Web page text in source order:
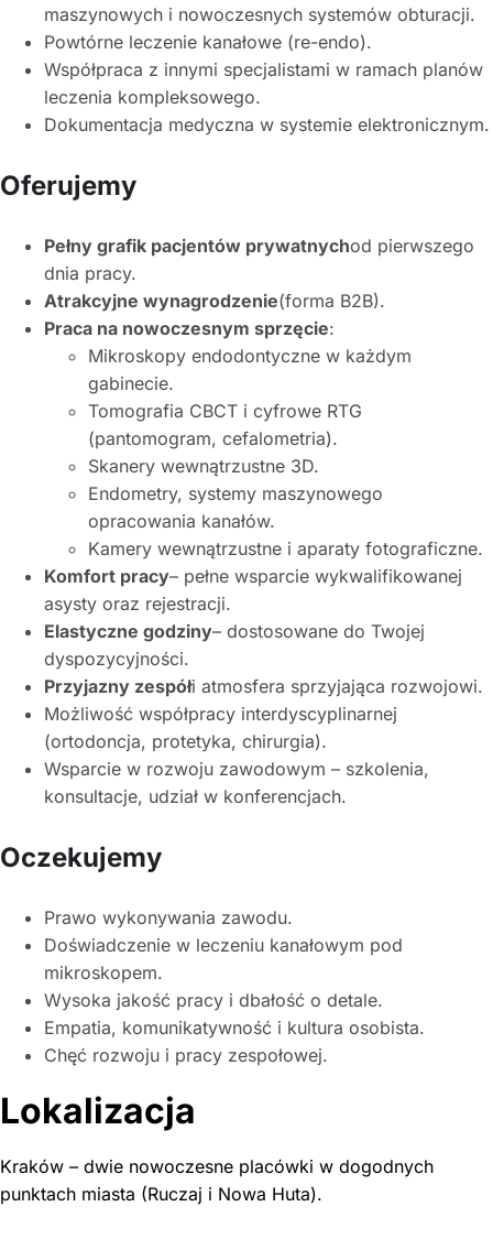
maszynowych i nowoczesnych systemów obturacji.
Powtórne leczenie kanałowe (re-endo).
Współpraca z innymi specjalistami w ramach planów
leczenia kompleksowego.
Dokumentacja medyczna w systemie elektronicznym.
Oferujemy
Pełny grafik pacjentów prywatnychod pierwszego
dnia pracy.
Atrakcyjne wynagrodzenie(forma B2B).
Praca na nowoczesnym sprzęcie:
Mikroskopy endodontyczne w każdym
gabinecie.
Tomografia CBCT i cyfrowe RTG
(pantomogram, cefalometria).
Skanery wewnątrzustne 3D.
Endometry, systemy maszynowego
opracowania kanałów.
Kamery wewnątrzustne i aparaty fotograficzne.
Komfort pracy– pełne wsparcie wykwalifikowanej
asysty oraz rejestracji.
Elastyczne godziny– dostosowane do Twojej
dyspozycyjności.
Przyjazny zespółi atmosfera sprzyjająca rozwojowi.
Możliwość współpracy interdyscyplinarnej
(ortodoncja, protetyka, chirurgia).
Wsparcie w rozwoju zawodowym – szkolenia,
konsultacje, udział w konferencjach.
Oczekujemy
Prawo wykonywania zawodu.
Doświadczenie w leczeniu kanałowym pod
mikroskopem.
Wysoka jakość pracy i dbałość o detale.
Empatia, komunikatywność i kultura osobista.
Chęć rozwoju i pracy zespołowej.
Lokalizacja
Kraków – dwie nowoczesne placówki w dogodnych
punktach miasta (Ruczaj i Nowa Huta).